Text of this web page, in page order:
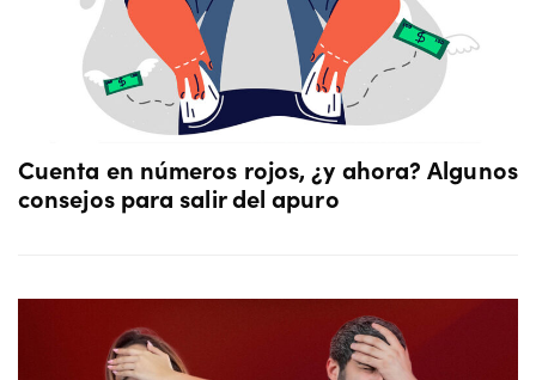
Cuenta en números rojos, ¿y ahora? Algunos
consejos para salir del apuro